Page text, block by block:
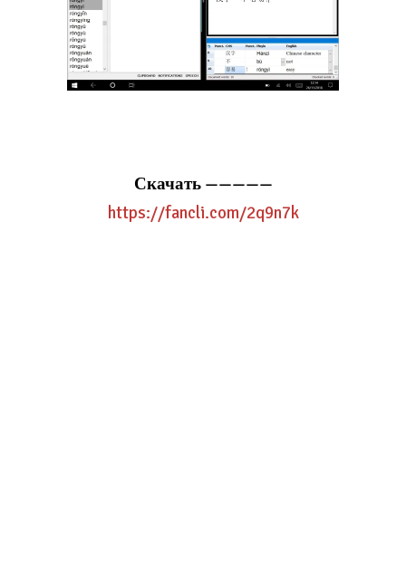
Скачать—————
https://fancli.com/2q9n7k